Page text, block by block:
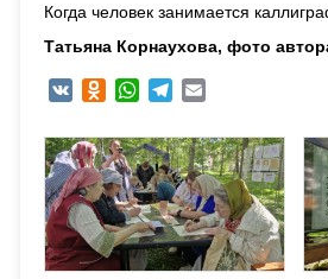
Когда человек занимается
Татьяна Корнаухова, фото
VK Odnoklassniki
WhatsAppTelegram